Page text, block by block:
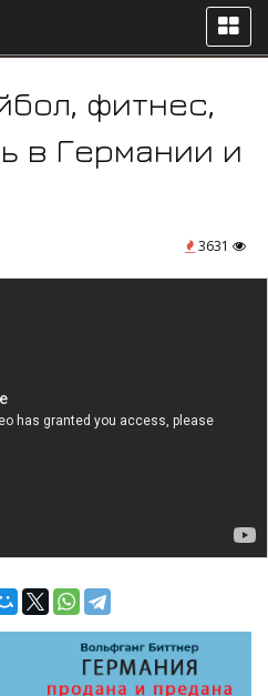
фитнес,
в Германии и
3631